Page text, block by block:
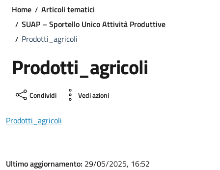
Home
Articoli tematici
SUAP – Sportello Unico Attività Produttive
Prodotti_agricoli
Prodotti_agricoli
Condividi Vedi azioni
Prodotti_agricoli
Ultimo aggiornamento: 29/05/2025, 16:52